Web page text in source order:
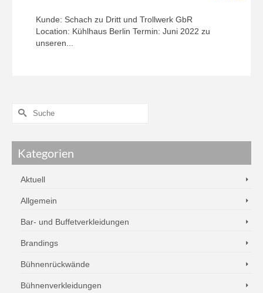
Kunde: Schach zu Dritt und Trollwerk GbR
Location: Kühlhaus Berlin Termin: Juni 2022 zu
unseren...
Kategorien
Aktuell
Allgemein
Bar- und Buffetverkleidungen
Brandings
Bühnenrückwände
Bühnenverkleidungen